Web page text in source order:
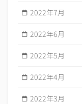
2022年7月
2022年6月
2022年5月
2022年4月
2022年3月